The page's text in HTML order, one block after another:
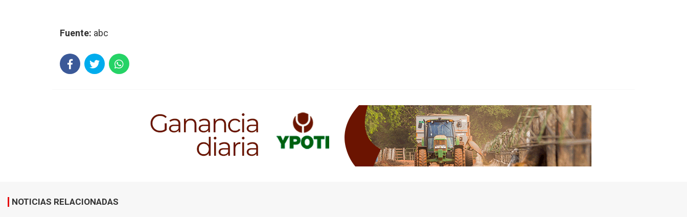
Fuente: abc
NOTICIAS RELACIONADAS